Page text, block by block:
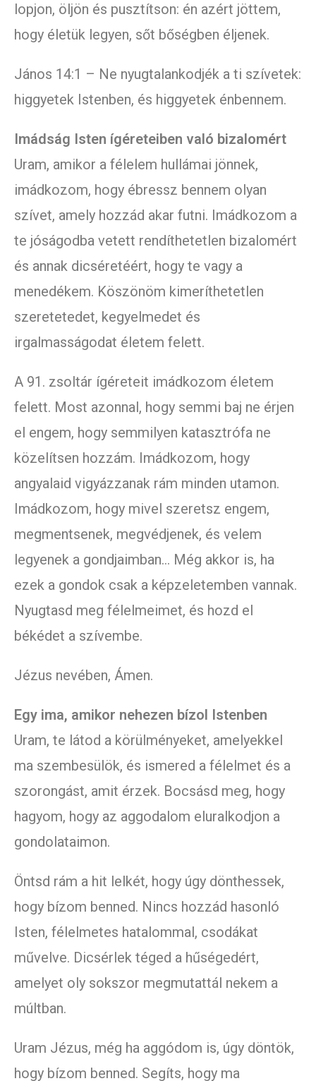
lopjon, öljön és pusztítson: én azért jöttem,
hogy életük legyen, sőt bőségben éljenek.
János 14:1 – Ne nyugtalankodjék a ti szívetek:
higgyetek Istenben, és higgyetek énbennem.
Imádság Isten ígéreteiben való bizalomért
Uram, amikor a félelem hullámai jönnek,
imádkozom, hogy ébressz bennem olyan
szívet, amely hozzád akar futni. Imádkozom a
te jóságodba vetett rendíthetetlen bizalomért
és annak dicséretéért, hogy te vagy a
menedékem. Köszönöm kimeríthetetlen
szeretetedet, kegyelmedet és
irgalmasságodat életem felett.
A 91. zsoltár ígéreteit imádkozom életem
felett. Most azonnal, hogy semmi baj ne érjen
el engem, hogy semmilyen katasztrófa ne
közelítsen hozzám. Imádkozom, hogy
angyalaid vigyázzanak rám minden utamon.
Imádkozom, hogy mivel szeretsz engem,
megmentsenek, megvédjenek, és velem
legyenek a gondjaimban… Még akkor is, ha
ezek a gondok csak a képzeletemben vannak.
Nyugtasd meg félelmeimet, és hozd el
békédet a szívembe.
Jézus nevében, Ámen.
Egy ima, amikor nehezen bízol Istenben
Uram, te látod a körülményeket, amelyekkel
ma szembesülök, és ismered a félelmet és a
szorongást, amit érzek. Bocsásd meg, hogy
hagyom, hogy az aggodalom eluralkodjon a
gondolataimon.
Öntsd rám a hit lelkét, hogy úgy dönthessek,
hogy bízom benned. Nincs hozzád hasonló
Isten, félelmetes hatalommal, csodákat
művelve. Dicsérlek téged a hűségedért,
amelyet oly sokszor megmutattál nekem a
múltban.
Uram Jézus, még ha aggódom is, úgy döntök,
hogy bízom benned. Segíts, hogy ma